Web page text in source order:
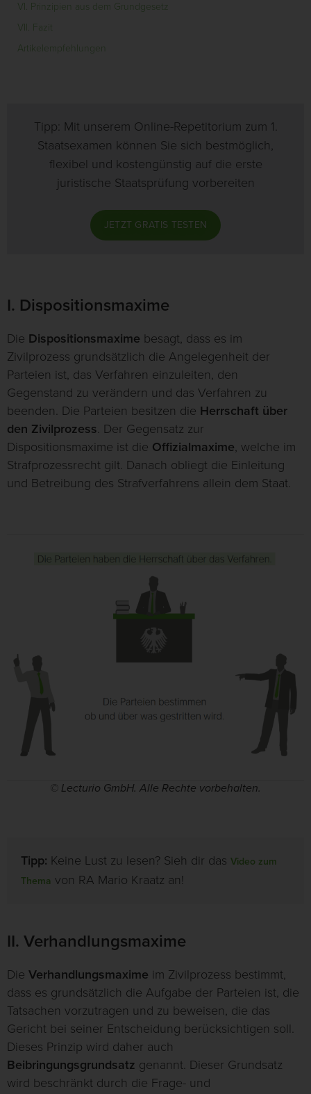
VI. Prinzipien aus dem Grundgesetz
VII. Fazit
Artikelempfehlungen
Tipp: Mit unserem Online-Repetitorium zum 1.
Staatsexamen können Sie sich bestmöglich,
flexibel und kostengünstig auf die erste
juristische Staatsprüfung vorbereiten
JETZT GRATIS TESTEN
I. Dispositionsmaxime
Die Dispositionsmaxime besagt, dass es im
Zivilprozess grundsätzlich die Angelegenheit der
Parteien ist, das Verfahren einzuleiten, den
Gegenstand zu verändern und das Verfahren zu
beenden. Die Parteien besitzen die Herrschaft über
den Zivilprozess. Der Gegensatz zur
Dispositionsmaxime ist die Offizialmaxime, welche im
Strafprozessrecht gilt. Danach obliegt die Einleitung
und Betreibung des Strafverfahrens allein dem Staat.
© Lecturio GmbH. Alle Rechte vorbehalten.
Tipp: Keine Lust zu lesen? Sieh dir das Video zum
Thema von RA Mario Kraatz an!
II. Verhandlungsmaxime
Die Verhandlungsmaxime im Zivilprozess bestimmt,
dass es grundsätzlich die Aufgabe der Parteien ist, die
Tatsachen vorzutragen und zu beweisen, die das
Gericht bei seiner Entscheidung berücksichtigen soll.
Dieses Prinzip wird daher auch
Beibringungsgrundsatz genannt. Dieser Grundsatz
wird beschränkt durch die Frage- und